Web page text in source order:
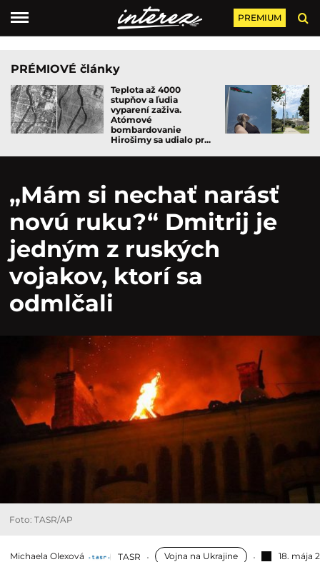
PREMIUM
PRÉMIOVÉ články
Teplota až 4000
stupňov a ľudia
vyparení zaživa.
Atómové
bombardovanie
Hirošimy sa udialo pr...
„Mám si nechať narásť
novú ruku?“ Dmitrij je
jedným z ruských
vojakov, ktorí sa
odmlčali
Foto: TASR/AP
Michaela Olexová TASR Vojna na Ukrajine 18. mája